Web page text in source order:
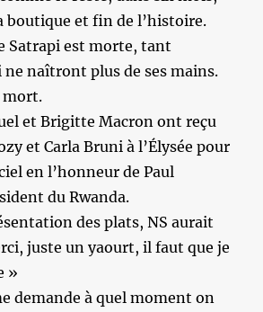
boutique et fin de l’histoire.
Satrapi est morte, tant
ne naîtront plus de ses mains.
mort.
et Brigitte Macron ont reçu
et Carla Bruni à l’Élysée pour
en l’honneur de Paul
du Rwanda.
des plats, NS aurait
juste un yaourt, il faut que je
»
demande à quel moment on